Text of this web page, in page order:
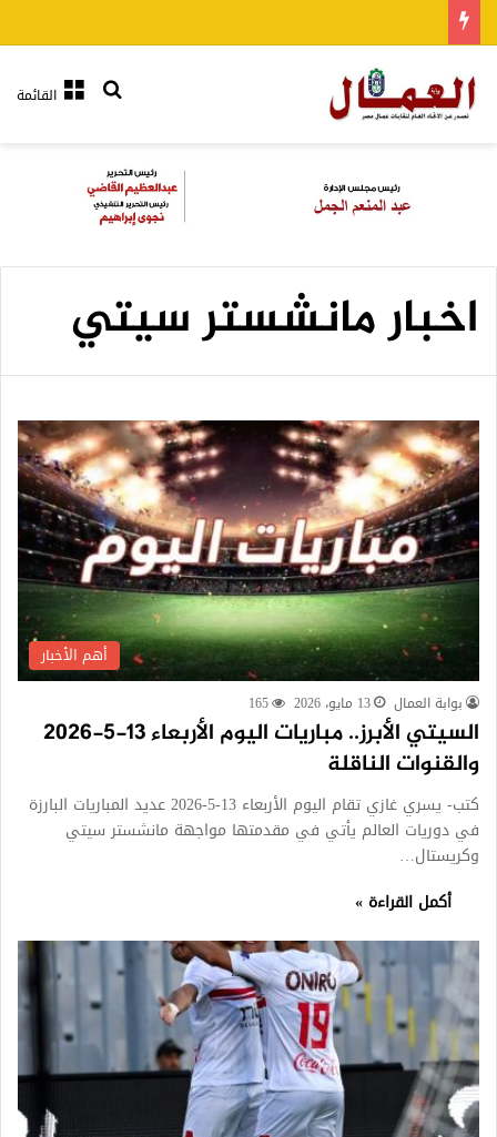
القائمةبحث عن
اخبار مانشستر سيتي
أهم الأخبار
بوابة العمال 13 مايو، 2026 165
السيتي الأبرز.. مباريات اليوم الأربعاء 13-5-2026
والقنوات الناقلة
كتب- يسري غازي تقام اليوم الأربعاء 13-5-2026 عديد المباريات البارزة
في دوريات العالم يأتي في مقدمتها مواجهة مانشستر سيتي
وكريستال…
أكمل القراءة »